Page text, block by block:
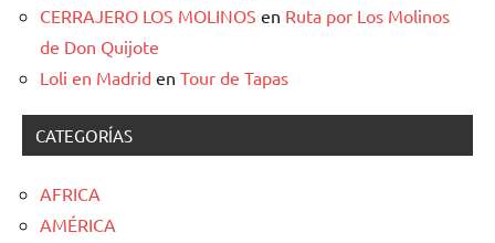
CERRAJERO LOS MOLINOS en Ruta por Los Molinos
de Don Quijote
Loli en Madrid en Tour de Tapas
CATEGORÍAS
AFRICA
AMÉRICA